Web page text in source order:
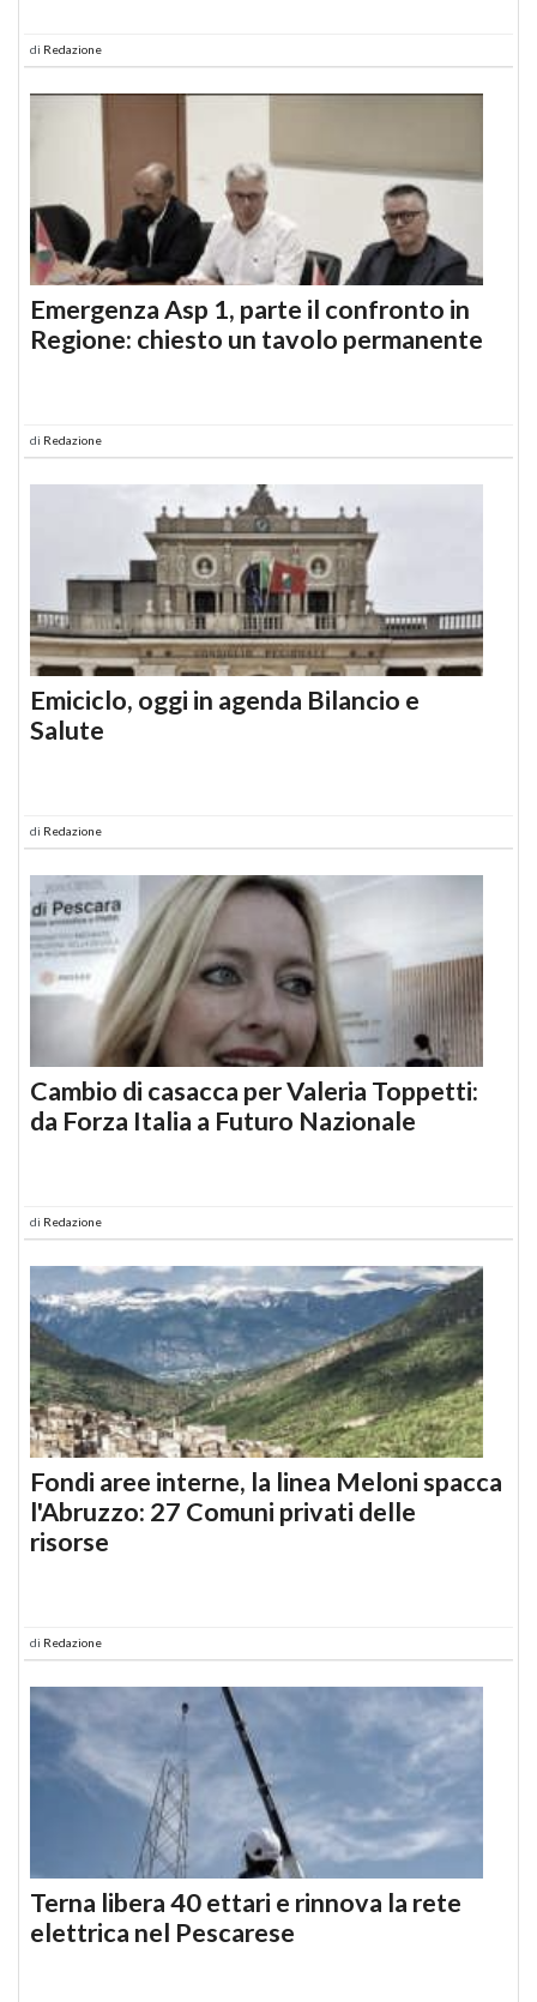
di Redazione
Emergenza Asp 1, parte il confronto in
Regione: chiesto un tavolo permanente
di Redazione
Emiciclo, oggi in agenda Bilancio e
Salute
di Redazione
Cambio di casacca per Valeria Toppetti:
da Forza Italia a Futuro Nazionale
di Redazione
Fondi aree interne, la linea Meloni spacca
l'Abruzzo: 27 Comuni privati delle
risorse
di Redazione
Terna libera 40 ettari e rinnova la rete
elettrica nel Pescarese